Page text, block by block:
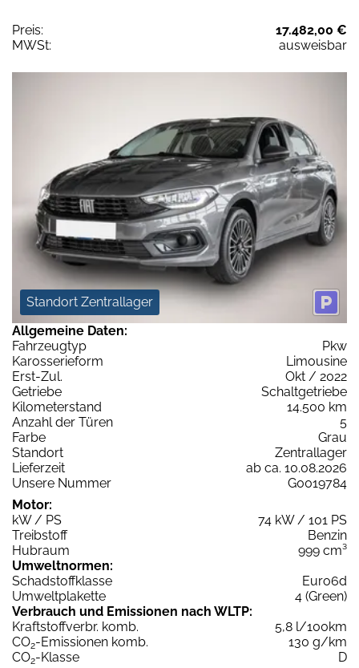
Preis:
17.482,00 €
MWSt:
ausweisbar
Standort Zentrallager
Allgemeine Daten:
Fahrzeugtyp
Pkw
Karosserieform
Limousine
Erst-Zul.
Okt / 2022
Getriebe
Schaltgetriebe
Kilometerstand
14.500 km
Anzahl der Türen
5
Farbe
Grau
Standort
Zentrallager
Lieferzeit
ab ca. 10.08.2026
Unsere Nummer
G0019784
Motor:
kW / PS
74 kW / 101 PS
Treibstoff
Benzin
Hubraum
999 cm³
Umweltnormen:
Schadstoffklasse
Euro6d
Umweltplakette
4 (Green)
Verbrauch und Emissionen nach WLTP:
Kraftstoffverbr. komb.
5,8 l/100km
CO2-Emissionen komb.
130 g/km
CO2-Klasse
D